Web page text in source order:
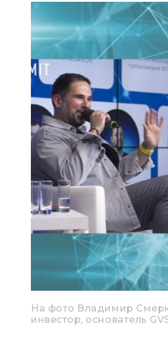
На фото Владимир
инвестор, основатель